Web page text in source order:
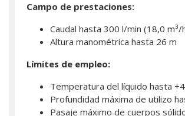
Campo de prestaciones:
Caudal hasta 300 l/min (18,0 m³/
Altura manométrica hasta 26 m
Límites de empleo:
Temperatura del líquido hasta
Profundidad máxima de utilizo
Pasaje máximo de cuerpos